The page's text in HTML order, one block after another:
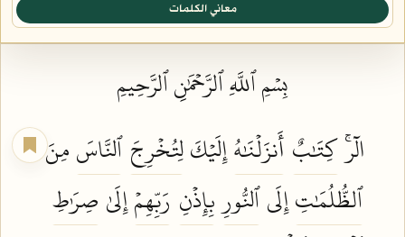
معاني الكلمات
بِسۡمِ ٱللَّهِ ٱلرَّحۡمَٰنِ ٱلرَّحِيمِ
الٓرۚكِتَٰبٌ أَنزَلۡنَٰهُإِلَيۡكَلِتُخۡرِجَ ٱلنَّاسَمِنَ
ٱلظُّلُمَٰتِإِلَىٱلنُّورِ بِإِذۡنِ رَبِّهِمۡإِلَىٰ صِرَٰطِ